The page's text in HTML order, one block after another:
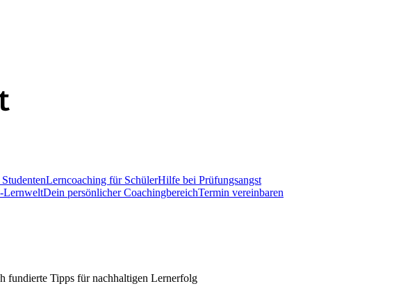
Lerncoaching für SchülerHilfe bei Prüfungsangst
LernweltDein persönlicher CoachingbereichTermin vereinbaren
fundierte Tipps für nachhaltigen Lernerfolg